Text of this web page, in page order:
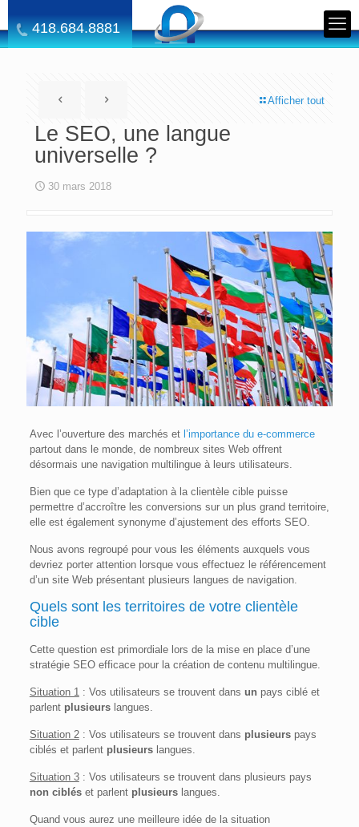
418.684.8881
Afficher tout
Le SEO, une langue
universelle ?
30 mars 2018
Avec l’ouverture des marchés et l’importance du e-commerce
partout dans le monde, de nombreux sites Web offrent
désormais une navigation multilingue à leurs utilisateurs.
Bien que ce type d’adaptation à la clientèle cible puisse
permettre d’accroître les conversions sur un plus grand territoire,
elle est également synonyme d’ajustement des efforts SEO.
Nous avons regroupé pour vous les éléments auxquels vous
devriez porter attention lorsque vous effectuez le référencement
d’un site Web présentant plusieurs langues de navigation.
Quels sont les territoires de votre clientèle
cible
Cette question est primordiale lors de la mise en place d’une
stratégie SEO efficace pour la création de contenu multilingue.
Situation 1: Vos utilisateurs se trouvent dans un pays ciblé et
parlent plusieurslangues.
Situation 2: Vos utilisateurs se trouvent dans plusieurspays
ciblés et parlent plusieurslangues.
Situation 3: Vos utilisateurs se trouvent dans plusieurs pays
non ciblés et parlent plusieurslangues.
Quand vous aurez une meilleure idée de la situation